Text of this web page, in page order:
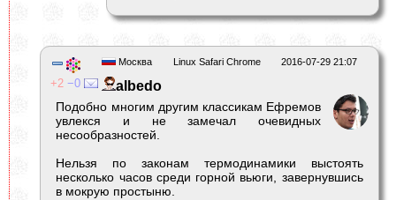
2016-07-29 21:07
Linux Safari Chrome
Москва
2 0 albedо
Подобно многим другим классикам Ефремов
увлекся и не замечал очевидных
несообразностей.
Нельзя по законам термодинамики выстоять
несколько часов среди горной вьюги, завернувшись
в мокрую простыню.